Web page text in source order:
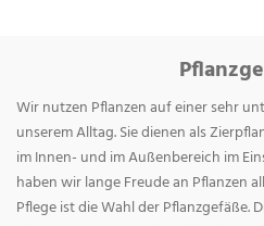
Wir nutzen Pflanzen auf einer sehr
unserem Alltag. Sie dienen als
im Innen- und im Außenbereich im
haben wir lange Freude an Pflanzen
Pflege ist die Wahl der Pflanzgefäße.